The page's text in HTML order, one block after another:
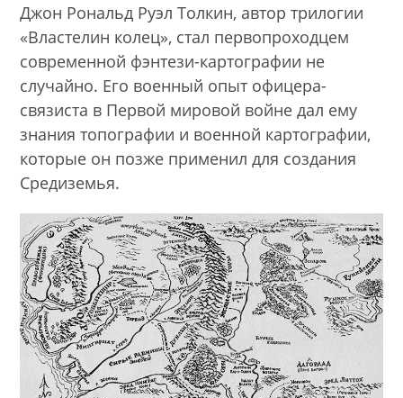
Джон Рональд Руэл Толкин, автор трилогии
«Властелин колец», стал первопроходцем
современной фэнтези-картографии не
случайно. Его военный опыт офицера-
связиста в Первой мировой войне дал ему
знания топографии и военной картографии,
которые он позже применил для создания
Средиземья.